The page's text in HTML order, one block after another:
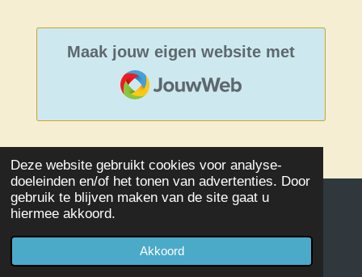
Deze website gebruikt cookies voor analyse-
doeleinden en/of het tonen van advertenties. Door
gebruik te blijven maken van de site gaat u
hiermee akkoord.
Akkoord
Maak jouw eigen website met
JouwWeb
Powered byJouwWeb